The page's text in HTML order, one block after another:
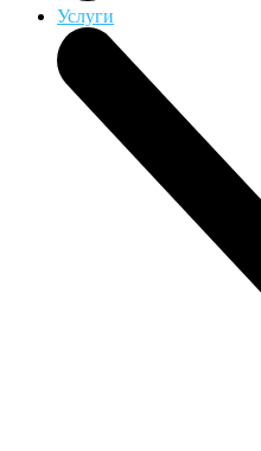
Услуги